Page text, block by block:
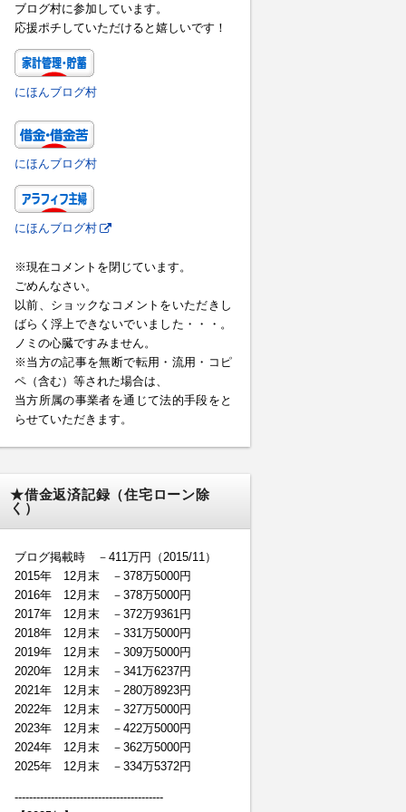
ブログ村に参加しています。
応援ポチしていただけると嬉しいです！
にほんブログ村
にほんブログ村
にほんブログ村
※現在コメントを閉じています。
ごめんなさい。
以前、ショックなコメントをいただきし
ばらく浮上できないでいました・・・。
ノミの心臓ですみません。
※当方の記事を無断で転用・流用・コピ
ペ（含む）等された場合は、
当方所属の事業者を通じて法的手段をと
らせていただきます。
★借金返済記録（住宅ローン除
く）
ブログ掲載時 －411万円（2015/11）
2015年 12月末 －378万5000円
2016年 12月末 －378万5000円
2017年 12月末 －372万9361円
2018年 12月末 －331万5000円
2019年 12月末 －309万5000円
2020年 12月末 －341万6237円
2021年 12月末 －280万8923円
2022年 12月末 －327万5000円
2023年 12月末 －422万5000円
2024年 12月末 －362万5000円
2025年 12月末 －334万5372円
-----------------------------------------